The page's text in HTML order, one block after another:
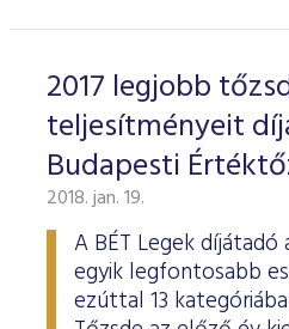
2017 legjobb
teljesítményeit
Budapesti
2018. jan. 19.
A BÉT Legek díjátadó
egyik legfontosabb
ezúttal 13